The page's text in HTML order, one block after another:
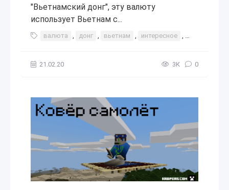
"Вьетнамский донг", эту валюту
использует Вьетнам с...
валюта , донг , вьетнам , интересное , торговля
21.02.20 3К 0